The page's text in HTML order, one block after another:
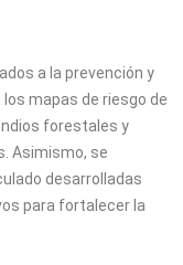
a la prevención y
mapas de riesgo de
forestales y
Asimismo, se
desarrolladas
para fortalecer la